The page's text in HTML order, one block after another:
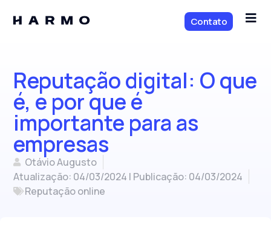
Contato
Reputação digital: O que
é, e por que é
importante para as
empresas
Otávio Augusto
Atualização: 04/03/2024 | Publicação: 04/03/2024
Reputação online